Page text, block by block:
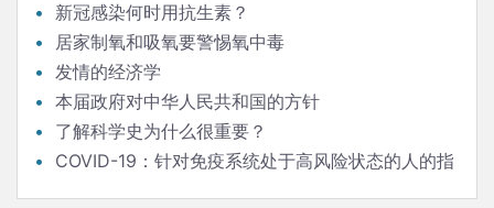
新冠感染何时用抗生素？
居家制氧和吸氧要警惕氧中毒
发情的经济学
本届政府对中华人民共和国的方针
了解科学史为什么很重要？
COVID-19：针对免疫系统处于高风险状态的人的指